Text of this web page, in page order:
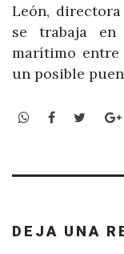
León,
se trabaja
marítimo entre
un posible
WhatsApp
Facebook
Twitter
DEJA UNA